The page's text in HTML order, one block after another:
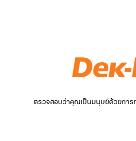
ตรวจสอบว่าคุณเป็นมนุษย์ด้วยการ